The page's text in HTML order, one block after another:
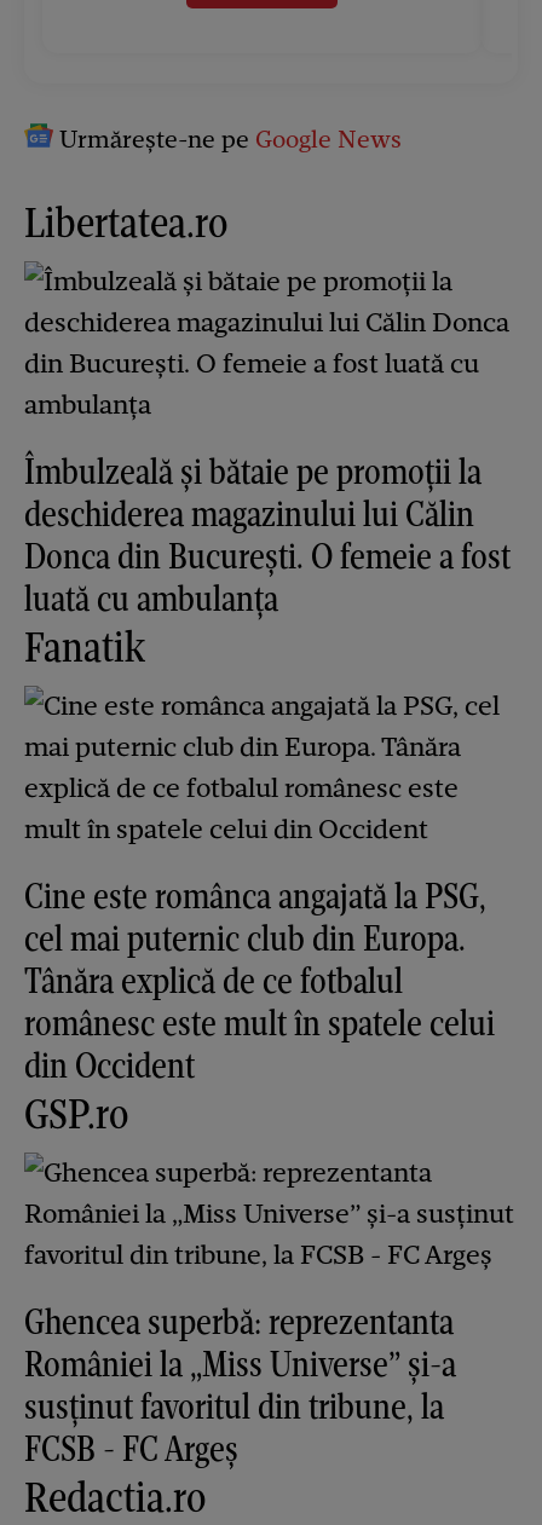
Urmărește-ne pe Google News
Libertatea.ro
Îmbulzeală și bătaie pe promoții la
deschiderea magazinului lui Călin
Donca din București. O femeie a fost
luată cu ambulanța
Fanatik
Cine este românca angajată la PSG,
cel mai puternic club din Europa.
Tânăra explică de ce fotbalul
românesc este mult în spatele celui
din Occident
GSP.ro
Ghencea superbă: reprezentanta
României la „Miss Universe” și-a
susținut favoritul din tribune, la
FCSB - FC Argeș
Redactia.ro